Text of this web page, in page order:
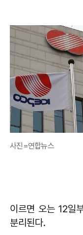
사진=연합뉴스
이르면 오는 12일
분리된다.